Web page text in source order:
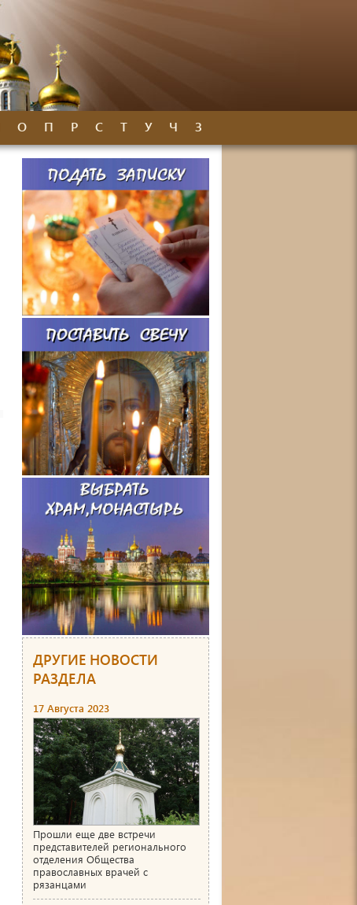
О П Р С Т У Ч З
ДРУГИЕ НОВОСТИ
РАЗДЕЛА
17 Августа 2023
Прошли еще две встречи
представителей регионального
отделения Общества
православных врачей с
рязанцами